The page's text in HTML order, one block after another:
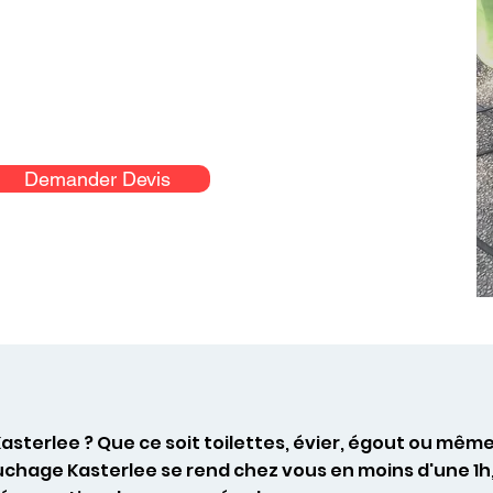
Demander Devis
? Que ce soit toilettes, évier, égout ou
Kasterlee se rend chez vous en moins d'une